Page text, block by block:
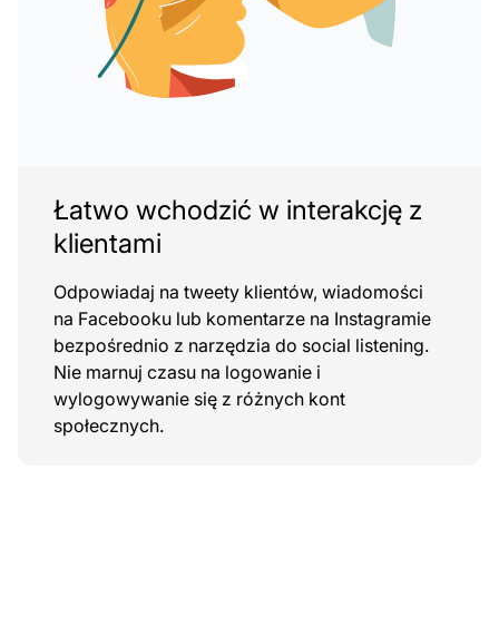
Łatwo wchodzić w interakcję z
klientami
Odpowiadaj na tweety klientów, wiadomości
na Facebooku lub komentarze na Instagramie
bezpośrednio z narzędzia do social listening.
Nie marnuj czasu na logowanie i
wylogowywanie się z różnych kont
społecznych.